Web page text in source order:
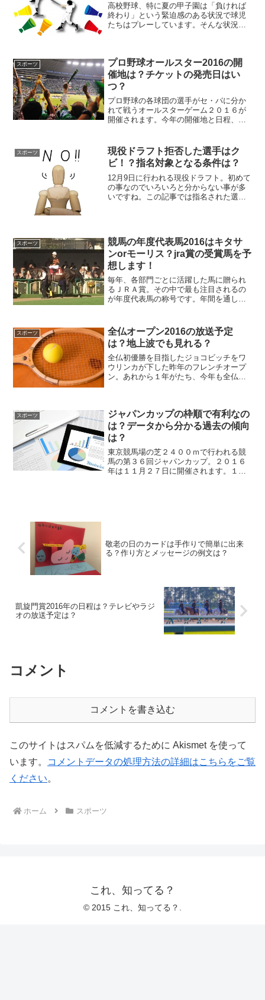
高校野球、特に夏の甲子園は「負ければ
終わり」という緊迫感のある状況で球児
たちはプレーしています。そんな状況だ
道府県の出場校を紹介...
スポーツ
プロ野球オールスター2016の開
催地は？チケットの発売日はい
つ？
プロ野球の各球団の選手がセ・パに分か
れて戦うオールスターゲーム２０１６が
開催されます。今年の開催地と日程、チ
スポーツ
現役ドラフト拒否した選手はク
ビ！？指名対象となる条件は？
12月9日に行われる現役ドラフト。初めて
の事なのでいろいろと分からない事が多
いですね。この記事では指名された選手
スポーツ
競馬の年度代表馬2016はキタサ
ンorモーリス？jra賞の受賞馬を予
想します！
毎年、各部門ごとに活躍した馬に贈られ
るＪＲＡ賞。その中で最も注目されるの
が年度代表馬の称号です。年間を通して
クとモーリスが有力候補ですが、どうな
るのでしょうか？他のＪＲ...
スポーツ
全仏オープン2016の放送予定
は？地上波でも見れる？
全仏初優勝を目指したジョコビッチをワ
ウリンカが下した昨年のフレンチオープ
ン。あれから１年がたち、今年も全仏オ
圭も全仏に向け調子を上げ...
スポーツ
ジャパンカップの枠順で有利なの
は？データから分かる過去の傾向
は？
東京競馬場の芝２４００ｍで行われる競
馬の第３６回ジャパンカップ。２０１６
年は１１月２７日に開催されます。１番
敬老の日のカードは手作りで簡単に出来
る？作り方とメッセージの例文は？
凱旋門賞2016年の日程は？テレビやラジ
オの放送予定は？
コメント
コメントを書き込む
このサイトはスパムを低減するために Akismet を使って
います。
コメントデータの処理方法の詳細はこちらをご覧
ください。
ホーム スポーツ
これ、知ってる？
© 2015 これ、知ってる？.